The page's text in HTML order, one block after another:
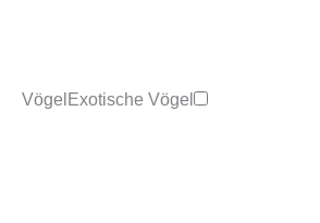
Vögel Exotische Vögel